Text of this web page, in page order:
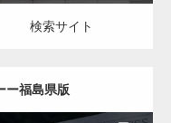
検索サイト
ー福島県版
実…
援協会がコミュパ.com